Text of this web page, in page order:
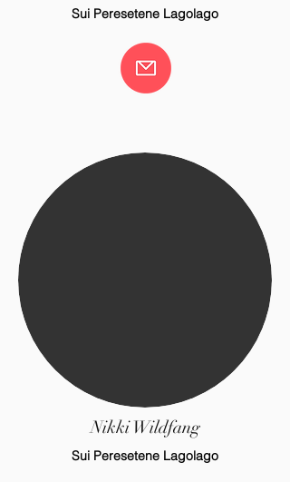
Sui Peresetene Lagolago
Nikki Wildfang
Sui Peresetene Lagolago